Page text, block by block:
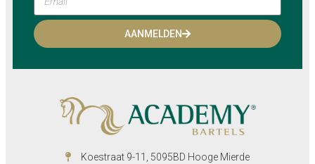
AANMELDEN
Koestraat 9-11, 5095BD Hooge Mierde